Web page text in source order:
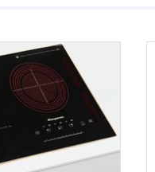
mức giá khá dễ
quan tâm của